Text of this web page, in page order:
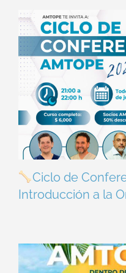
Ciclo de
Introducción a la